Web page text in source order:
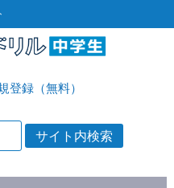
登録（無料）